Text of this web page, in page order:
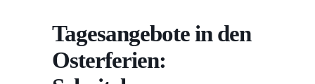
Tagesangebote in den
Osterferien: